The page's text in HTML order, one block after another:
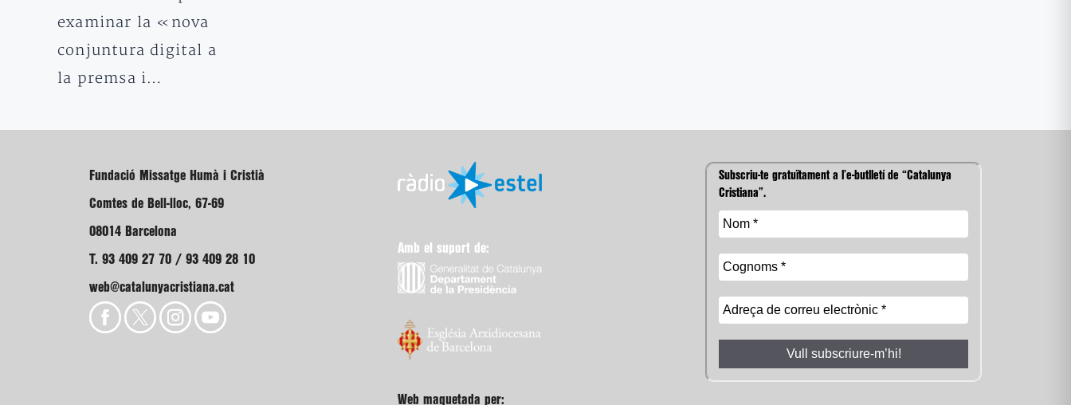
examinar la «nova
conjuntura digital a
la premsa i…
Fundació Missatge Humà i Cristià
Comtes de Bell-lloc, 67-69
08014 Barcelona
T. 93 409 27 70 / 93 409 28 10
web@catalunyacristiana.cat
Amb el suport de:
Web maquetada per:
Subscriu-te gratuïtament a l’e-butlletí de “Catalunya
Cristiana”.